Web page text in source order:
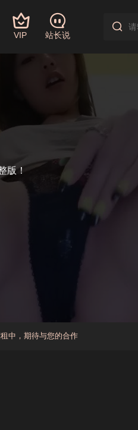
VIP 站长说
版！
中，期待与您的合作